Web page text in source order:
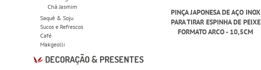
Chá Jasmim
Saquê & Soju
Sucos e Refrescos
Café
Makgeolli
DECORAÇÃO & PRESENTES
PINÇA JAPONESA DE AÇO INOX
PARA TIRAR ESPINHA DE PEIXE
FORMATO ARCO - 10,5CM